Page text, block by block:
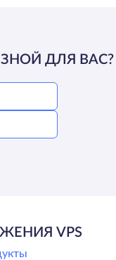
ДЛЯ ВАС?
VPS